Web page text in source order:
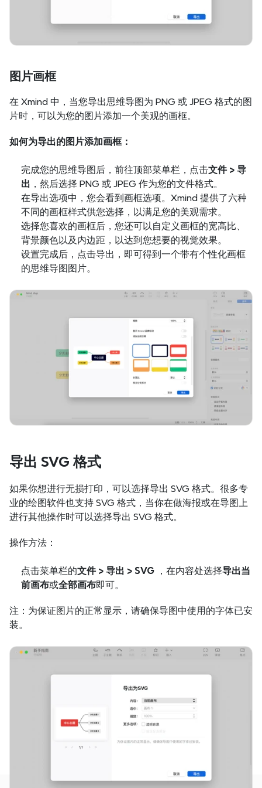
图片画框
在 Xmind 中，当您导出思维导图为 PNG 或 JPEG 格式的图
片时，可以为您的图片添加一个美观的画框。
如何为导出的图片添加画框：
完成您的思维导图后，前往顶部菜单栏，点击文件 > 导
出 ，然后选择 PNG 或 JPEG 作为您的文件格式。
在导出选项中，您会看到画框选项。Xmind 提供了六种
不同的画框样式供您选择，以满足您的美观需求。
选择您喜欢的画框后，您还可以自定义画框的宽高比、
背景颜色以及内边距，以达到您想要的视觉效果。
设置完成后，点击导出，即可得到一个带有个性化画框
的思维导图图片。
导出 SVG 格式
如果你想进行无损打印，可以选择导出 SVG 格式。很多专
业的绘图软件也支持 SVG 格式，当你在做海报或在导图上
进行其他操作时可以选择导出 SVG 格式。
操作方法：
点击菜单栏的文件 > 导出 > SVG ，在内容处选择导出当
前画布或全部画布即可。
注：为保证图片的正常显示，请确保导图中使用的字体已安
装。